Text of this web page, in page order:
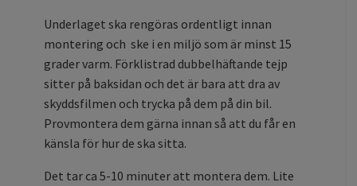
Underlaget ska rengöras ordentligt innan
montering och ske i en miljö som är minst 15
grader varm. Förklistrad dubbelhäftande tejp
sitter på baksidan och det är bara att dra av
skyddsfilmen och trycka på dem på din bil.
Provmontera dem gärna innan så att du får en
känsla för hur de ska sitta.
Det tar ca 5-10 minuter att montera dem. Lite